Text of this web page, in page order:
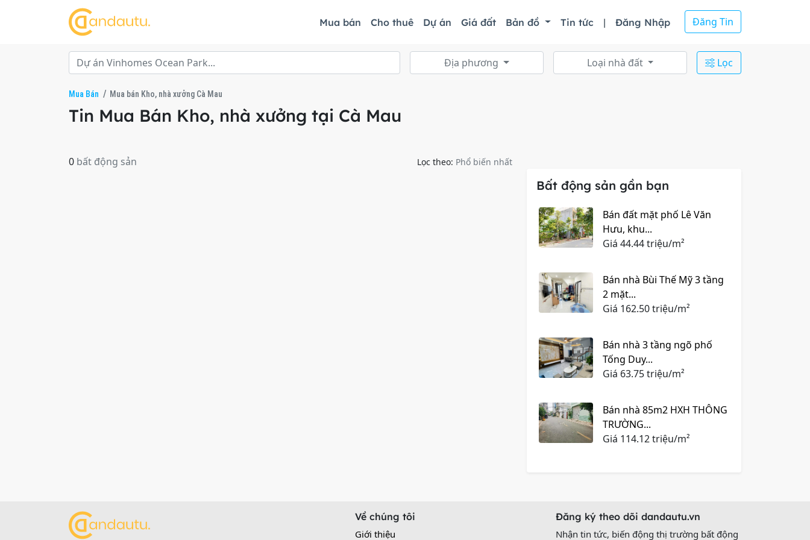
Mua bán Cho thuê Dự án Giá đất Bản đồ Tin tức | Đăng Nhập Đăng Tin
Địa phương Loại nhà đất Lọc
Mua Bán Mua bán Kho, nhà xưởng Cà Mau
Tin Mua Bán Kho, nhà xưởng tại Cà Mau
0 bất động sản Lọc theo: Phổ biến nhất
Bất động sản gần bạn
Bán đất mặt phố Lê Văn
Hưu, khu...
Giá 44.44 triệu/m²
Bán nhà Bùi Thế Mỹ 3 tầng
2 mặt...
Giá 162.50 triệu/m²
Bán nhà 3 tầng ngõ phố
Tống Duy...
Giá 63.75 triệu/m²
Bán nhà 85m2 HXH THÔNG
TRƯỜNG...
Giá 114.12 triệu/m²
Về chúng tôi
Giới thiệu
Đăng ký theo dõi dandautu.vn
Nhận tin tức, biến động thị trường bất động